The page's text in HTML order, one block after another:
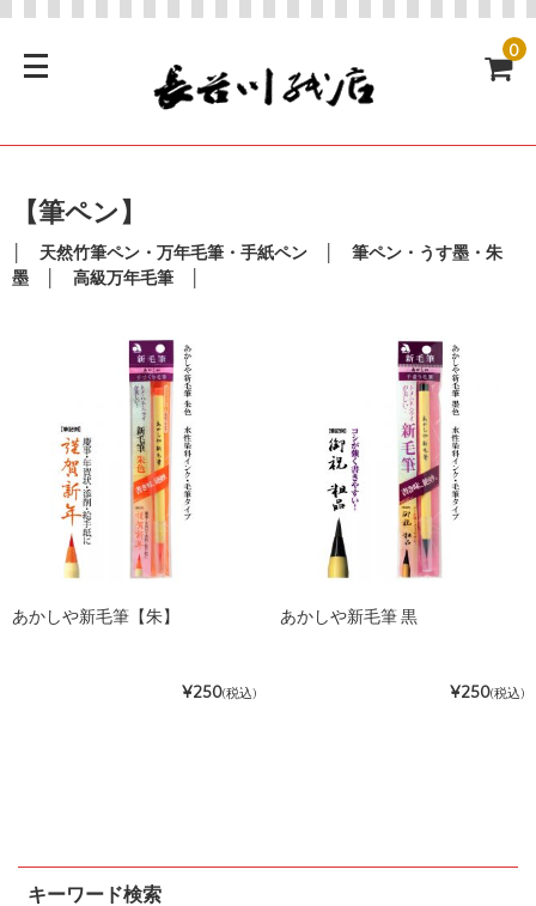
0
【筆ペン】
天然竹筆ペン・万年毛筆・手紙ペン
筆ペン・うす墨・朱
墨
高級万年毛筆
あかしや新毛筆【朱】
¥250(税込)
あかしや新毛筆 黒
¥250(税込)
キーワード検索